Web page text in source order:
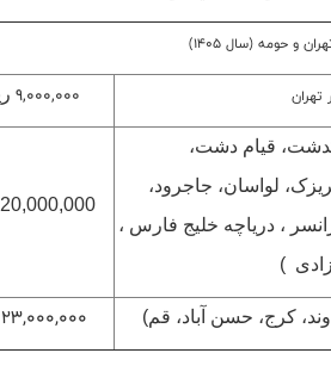
و حومه (سال 1405)
9,000,000
قیام دشت،
لواسان، جاجرود،
، دریاچه خلیج فارس ،
)
20,000,000 ریال
کرج، حسن آباد، قم) 23,000,000